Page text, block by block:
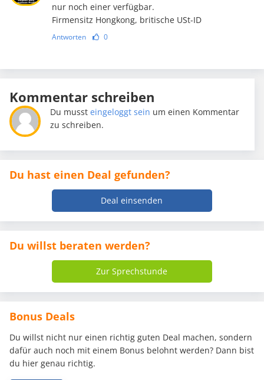
nur noch einer verfügbar.
Firmensitz Hongkong, britische USt-ID
Antworten 0
Kommentar schreiben
Du mussteingeloggt sein um einen Kommentar
zu schreiben.
Du hast einen Deal gefunden?
Deal einsenden
Du willst beraten werden?
Zur Sprechstunde
Bonus Deals
Du willst nicht nur einen richtig guten Deal machen, sondern
dafür auch noch mit einem Bonus belohnt werden? Dann bist
du hier genau richtig.